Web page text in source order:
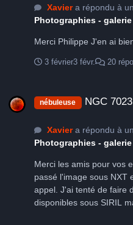
Xaviera répondu à
Photographies - galerie
Merci Philippe J'en ai
3 février3 févr. 20
nébuleuse NGC
Xaviera répondu à
Photographies - galerie
Merci les amis pour vos
passé l'image sous NXT
appel. J'ai tenté de faire
disponibles sous SIRIL